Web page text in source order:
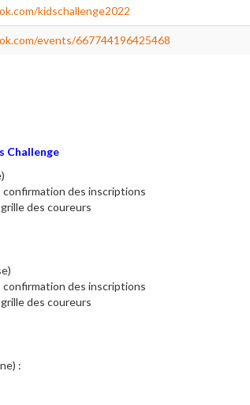
kidschallenge2022
events/667744196425468
Challenge
confirmation des inscriptions
des coureurs
confirmation des inscriptions
des coureurs
: